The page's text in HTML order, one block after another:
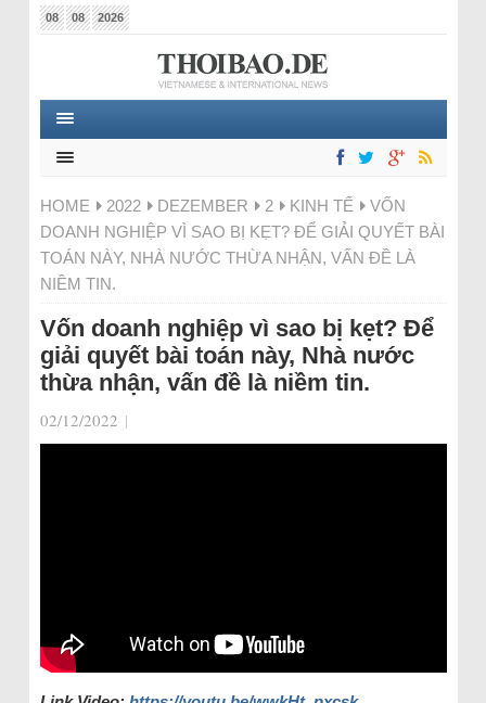
08 08 2026
HOME 2022 DEZEMBER 2 KINH TẾ
VỐN
DOANH NGHIỆP VÌ SAO BỊ KẸT? ĐỂ GIẢI QUYẾT BÀI
TOÁN NÀY, NHÀ NƯỚC THỪA NHẬN, VẤN ĐỀ LÀ
NIỀM TIN.
Vốn doanh nghiệp vì sao bị kẹt? Để
giải quyết bài toán này, Nhà nước
thừa nhận, vấn đề là niềm tin.
02/12/2022 |